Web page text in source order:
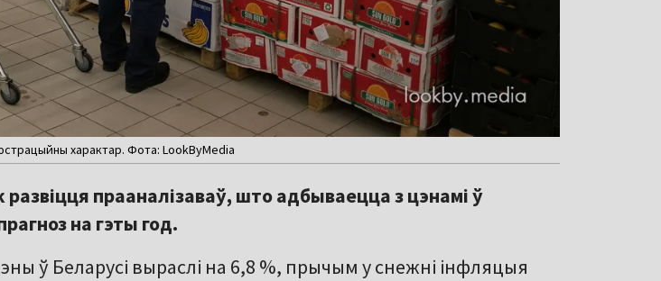
характар. Фота: LookByMedia
развіцця прааналізаваў, што адбываецца з цэнамі ў
на гэты год.
ў Беларусі выраслі на 6,8 %, прычым у снежні інфляцыя